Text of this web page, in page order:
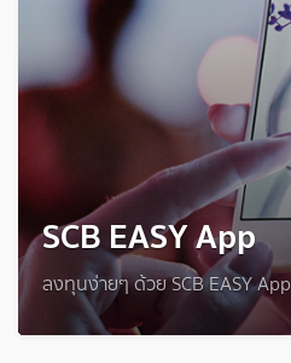
SCB EASY App
ลงทุนง่ายๆ ด้วย SCB EASY App